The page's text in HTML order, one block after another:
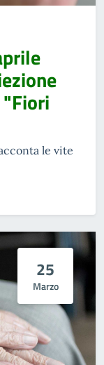
le vite
25
Marzo